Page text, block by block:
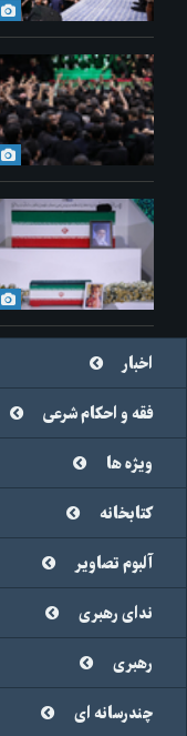
اخبار
فقه و احکام شرعی
ویژه ها
کتابخانه
آلبوم تصاویر
ندای رهبری
رهبری
چندرسانه ای